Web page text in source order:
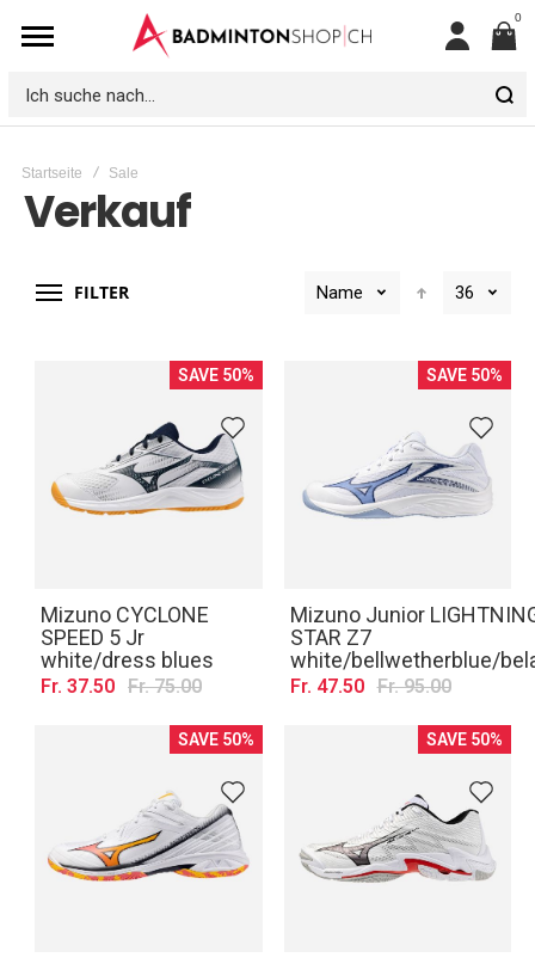
Mein
0
Ich
nach...
Startseite Sale
Verkauf
FILTER Name 36
SAVE 50%
Mizuno CYCLONE
SPEED 5 Jr
white/dress blues
Fr. 37.50 Fr. 75.00
SAVE 50%
Mizuno Junior
STAR Z7
white/bellwetherblue/
Fr. 47.50 Fr. 95.00
SAVE 50% SAVE 50%